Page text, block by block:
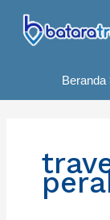
konten
Beranda